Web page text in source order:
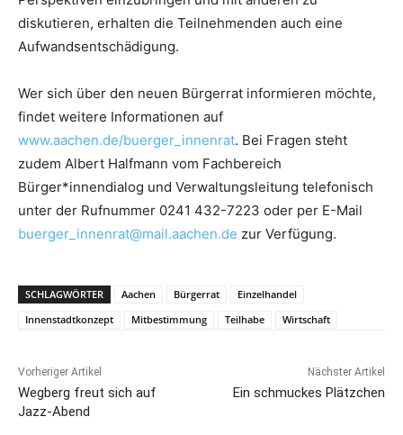
diskutieren, erhalten die Teilnehmenden auch eine
Aufwandsentschädigung.
Wer sich über den neuen Bürgerrat informieren möchte,
findet weitere Informationen auf
www.aachen.de/buerger_innenrat. Bei Fragen steht
zudem Albert Halfmann vom Fachbereich
Bürger*innendialog und Verwaltungsleitung telefonisch
unter der Rufnummer 0241 432-7223 oder per E-Mail
buerger_innenrat@mail.aachen.de zur Verfügung.
SCHLAGWÖRTER Aachen Bürgerrat
Einzelhandel
Innenstadtkonzept
Mitbestimmung Teilhabe Wirtschaft
Vorheriger Artikel
Wegberg freut sich auf
Jazz-Abend
Nächster Artikel
Ein schmuckes Plätzchen